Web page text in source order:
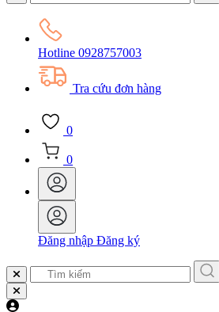
Hotline 0928757003
Tra cứu đơn hàng
0
0
Đăng nhập Đăng ký